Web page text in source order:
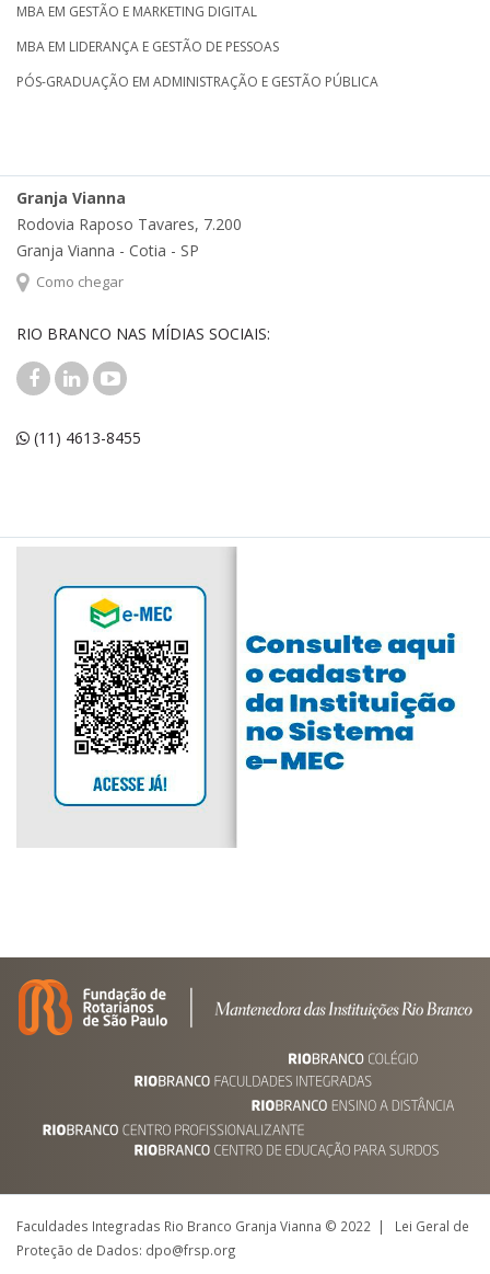
MBA EM GESTÃO E MARKETING DIGITAL
MBA EM LIDERANÇA E GESTÃO DE PESSOAS
PÓS-GRADUAÇÃO EM ADMINISTRAÇÃO E GESTÃO PÚBLICA
Granja Vianna
Rodovia Raposo Tavares, 7.200
Granja Vianna - Cotia - SP
Como chegar
RIO BRANCO NAS MÍDIAS SOCIAIS:
(11) 4613-8455
Faculdades Integradas Rio Branco Granja Vianna © 2022 | Lei Geral de
Proteção de Dados: dpo@frsp.org